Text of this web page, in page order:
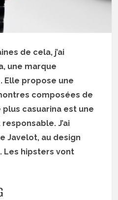
de cela, j’ai
une marque
Elle propose une
composées de
casuarina est une
J’ai
Javelot, au design
Les hipsters vont